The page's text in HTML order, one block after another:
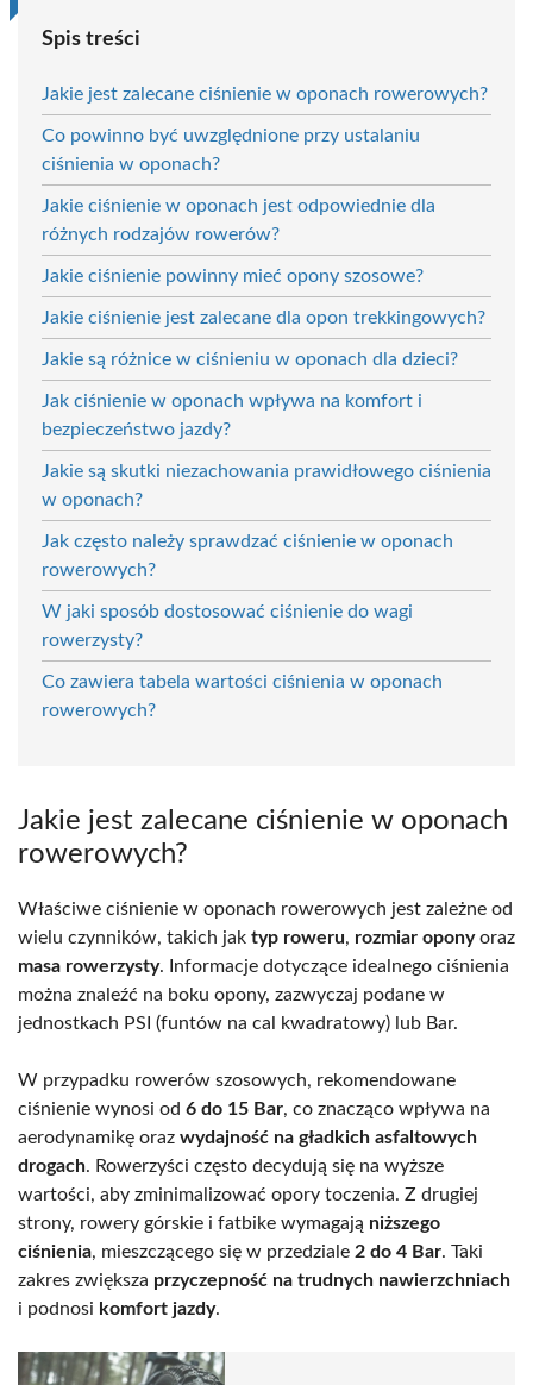
Spis treści
Jakie jest zalecane ciśnienie w oponach rowerowych?
Co powinno być uwzględnione przy ustalaniu
ciśnienia w oponach?
Jakie ciśnienie w oponach jest odpowiednie dla
różnych rodzajów rowerów?
Jakie ciśnienie powinny mieć opony szosowe?
Jakie ciśnienie jest zalecane dla opon trekkingowych?
Jakie są różnice w ciśnieniu w oponach dla dzieci?
Jak ciśnienie w oponach wpływa na komfort i
bezpieczeństwo jazdy?
Jakie są skutki niezachowania prawidłowego ciśnienia
w oponach?
Jak często należy sprawdzać ciśnienie w oponach
rowerowych?
W jaki sposób dostosować ciśnienie do wagi
rowerzysty?
Co zawiera tabela wartości ciśnienia w oponach
rowerowych?
Jakie jest zalecane ciśnienie w oponach
rowerowych?
Właściwe ciśnienie w oponach rowerowych jest zależne od
wielu czynników, takich jak typ roweru, rozmiar oponyoraz
masa rowerzysty. Informacje dotyczące idealnego ciśnienia
można znaleźć na boku opony, zazwyczaj podane w
jednostkach PSI (funtów na cal kwadratowy) lub Bar.
W przypadku rowerów szosowych, rekomendowane
ciśnienie wynosi od 6 do 15 Bar, co znacząco wpływa na
aerodynamikę oraz wydajność na gładkich asfaltowych
drogach. Rowerzyści często decydują się na wyższe
wartości, aby zminimalizować opory toczenia. Z drugiej
strony, rowery górskie i fatbike wymagają niższego
ciśnienia, mieszczącego się w przedziale 2 do 4 Bar. Taki
zakres zwiększa przyczepność na trudnych nawierzchniach
i podnosi komfort jazdy.